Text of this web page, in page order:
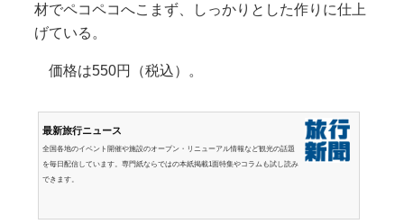
材でペコペコへこまず、しっかりとした作りに仕上
げている。
価格は550円（税込）。
最新旅行ニュース
全国各地のイベント開催や施設のオープン・リニューアル情報など観光の話題
を毎日配信しています。専門紙ならではの本紙掲載1面特集やコラムも試し読み
できます。